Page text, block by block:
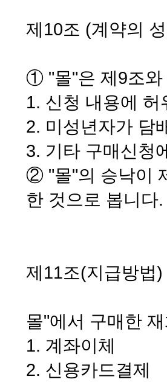
제10조 (계약의
① "몰"은 제9조와
1. 신청 내용에
2. 미성년자가 담
3. 기타 구매신청
② "몰"의 승낙이
한 것으로 봅니다.
제11조(지급방법)
몰"에서 구매한
1. 계좌이체
2. 신용카드결제